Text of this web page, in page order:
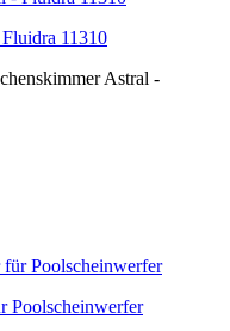
11310
Astral -
Poolscheinwerfer